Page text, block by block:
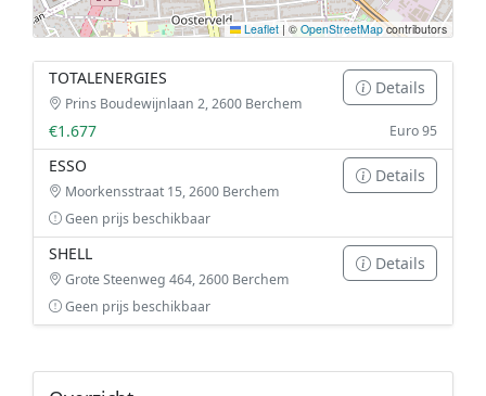
Leaflet | © OpenStreetMapcontributors
TOTALENERGIES
Prins Boudewijnlaan 2, 2600 Berchem
Details
€1.677 Euro 95
ESSO
Moorkensstraat 15, 2600 Berchem
Details
Geen prijs beschikbaar
SHELL
Grote Steenweg 464, 2600 Berchem
Details
Geen prijs beschikbaar